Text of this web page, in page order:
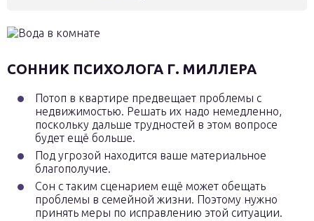
СОННИК ПСИХОЛОГА Г. МИЛЛЕРА
Потоп в квартире предвещает проблемы с
недвижимостью. Решать их надо немедленно,
поскольку дальше трудностей в этом вопросе
будет ещё больше.
Под угрозой находится ваше материальное
благополучие.
Сон с таким сценарием ещё может обещать
проблемы в семейной жизни. Поэтому нужно
принять меры по исправлению этой ситуации.